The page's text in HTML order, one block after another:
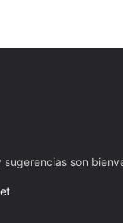
sugerencias son